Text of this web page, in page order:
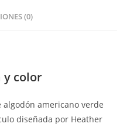
(0)
y color
americano verde
diseñada por Heather